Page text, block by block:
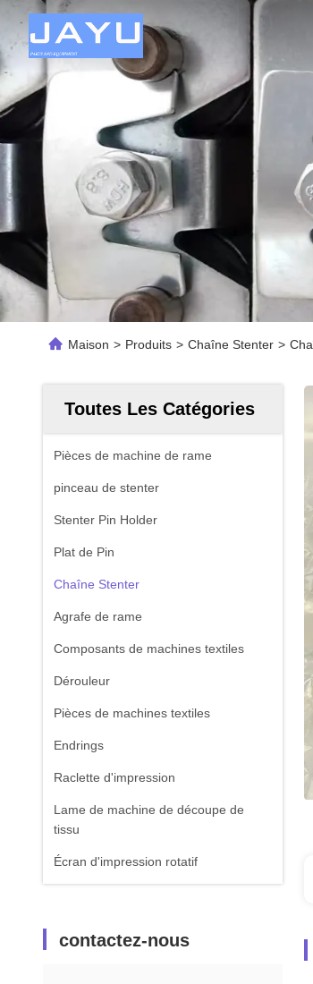
Maison > Produits > Chaîne Stenter >
Toutes Les Catégories
Pièces de machine de rame
pinceau de stenter
Stenter Pin Holder
Plat de Pin
Chaîne Stenter
Agrafe de rame
Composants de machines textiles
Dérouleur
Pièces de machines textiles
Endrings
Raclette d'impression
Lame de machine de découpe de
tissu
Écran d'impression rotatif
contactez-nous